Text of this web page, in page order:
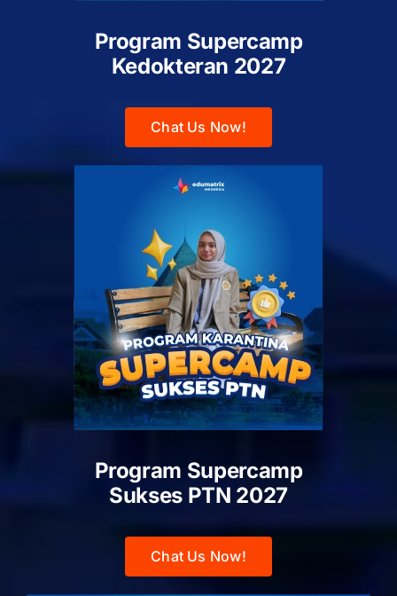
Program Supercamp
Kedokteran 2027
Chat Us Now!
Program Supercamp
Sukses PTN 2027
Chat Us Now!